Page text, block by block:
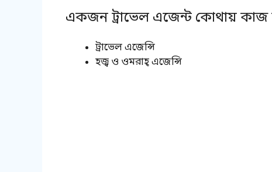
একজন ট্রাভেল এজেন্ট কোথায়
ট্রাভেল এজেন্সি
হজ্ব ও ওমরাহ্‌ এজেন্সি